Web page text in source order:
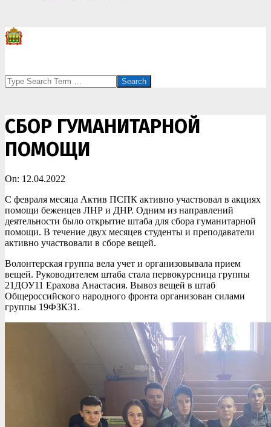
Search
СБОР ГУМАНИТАРНОЙ
ПОМОЩИ
On: 12.04.2022
С февраля месяца Актив ПСПК активно участвовал в акциях
помощи беженцев ЛНР и ДНР. Одним из направлений
деятельности было открытие штаба для сбора гуманитарной
помощи. В течение двух месяцев студенты и преподаватели
активно участвовали в сборе вещей.
Волонтерская группа вела учет и организовывала прием
вещей. Руководителем штаба стала первокурсница группы
21ДОУ11 Ерахова Анастасия. Вывоз вещей в штаб
Общероссийского народного фронта организован силами
группы 19ФЗК31.